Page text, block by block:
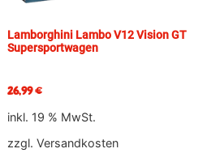
Lamborghini Lambo V12 Vision GT
Supersportwagen
26,99€
inkl. 19 % MwSt.
zzgl. Versandkosten